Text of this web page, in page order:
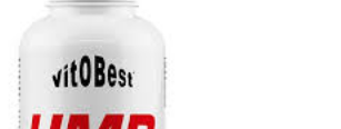
AÑADIR AL CARRITO